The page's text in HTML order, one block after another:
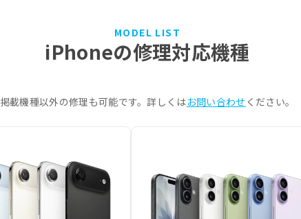
MODEL LIST
iPhoneの修理対応機種
掲載機種以外の修理も可能です。詳しくはお問い合わせ ください。